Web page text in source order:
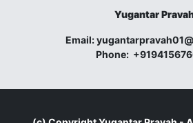
Yugantar
Email:
Phone: